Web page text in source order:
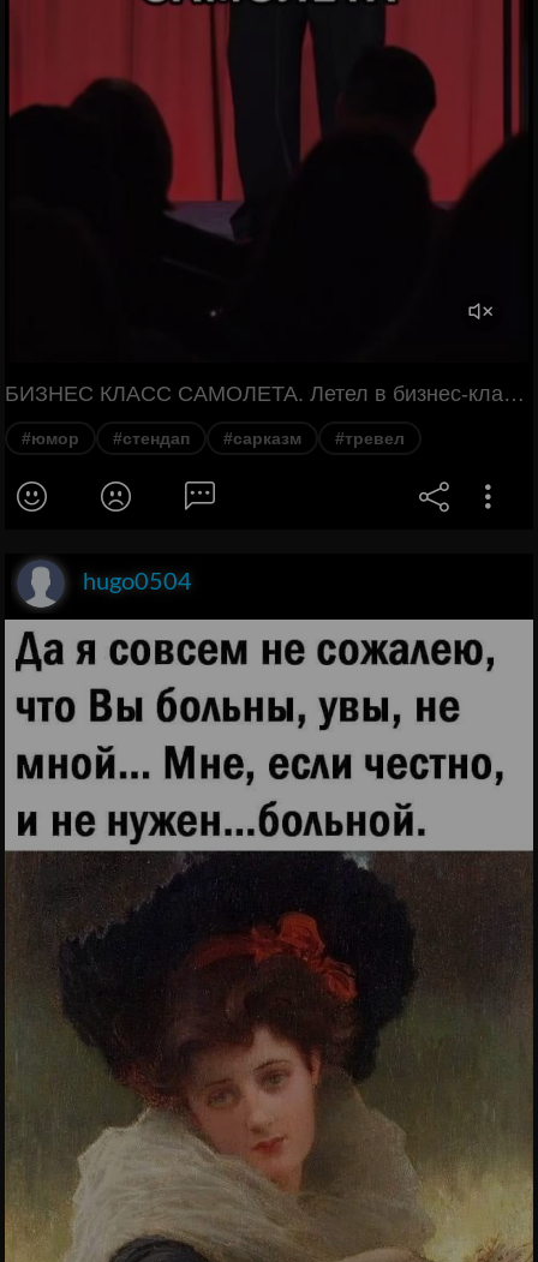
БИЗНЕС КЛАСС САМОЛЕТА. Летел в бизнес-классе, и, как оказывается, к этому тоже реально надо быть готовым, потому что ко мне стюардесса подходит, она говорит: "У нас сегодня на завтрак белое вино и дальневосточный краб". Я говорю: "А у нас что на завтрак? Долго выёбываться здесь собираешься, нет?"
#юмор #стендап #сарказм #тревел
hugo0504